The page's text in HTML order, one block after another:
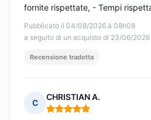
Pubblicato il 04/08/2026 à 08h08
a seguito di un acquisto di 23/06/2026
fornite rispettate, - Tempi
Recensione tradotta
C
CHRISTIAN A.
Nota: 5 su 5